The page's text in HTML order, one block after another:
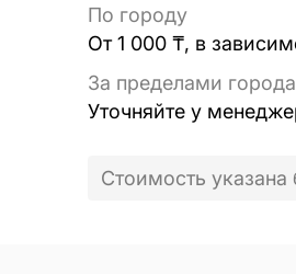
По городу
От 1 000 ₸, в
За пределами города
Уточняйте у
Стоимость указана